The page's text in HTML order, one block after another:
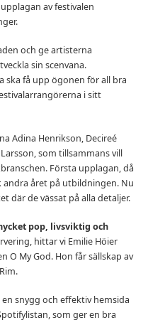
av festivalen
och ge artisterna
sin scenvana.
ska få upp ögonen för all bra
i sitt
Adina Henrikson, Decireé
som tillsammans vill
Första upplagan, då
andra året på utbildningen. Nu
där de vässat på alla detaljer.
pop, livsviktig och
hittar vi Emilie Höier
O My God. Hon får sällskap av
snygg och effektiv hemsida
som ger en bra